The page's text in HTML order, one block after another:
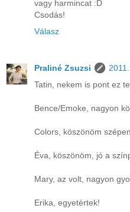
vagy harmincat :D
Csodás!
Válasz
Praliné Zsuzsi
Tatin, nekem is pont ez
Bence/Emoke, nagyon
Colors, köszönöm
Éva, köszönöm, jó a
Mary, az volt, nagyon
Erika, egyetértek!